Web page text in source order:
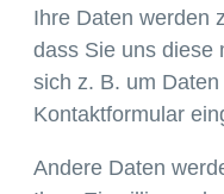
Ihre Daten werden
dass Sie uns diese
sich z. B. um
Kontaktformular
Andere Daten